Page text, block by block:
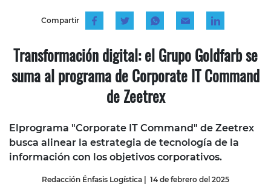
Compartir
Transformación digital: el Grupo Goldfarb se
suma al programa de Corporate IT Command
de Zeetrex
Elprograma "Corporate IT Command" de Zeetrex
busca alinear la estrategia de tecnología de la
información con los objetivos corporativos.
Redacción Énfasis Logística | 14 de febrero del 2025